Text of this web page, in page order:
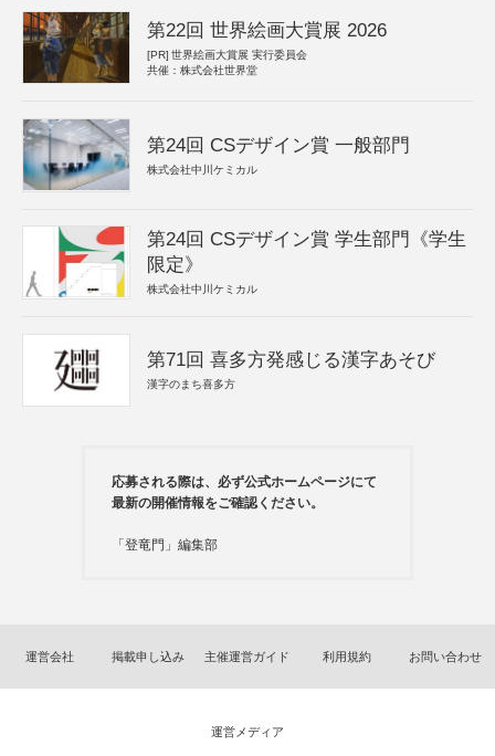
第22回 世界絵画大賞展 2026
[PR] 世界絵画大賞展 実行委員会
共催：株式会社世界堂
第24回 CSデザイン賞 一般部門
株式会社中川ケミカル
第24回 CSデザイン賞 学生部門《学生
限定》
株式会社中川ケミカル
第71回 喜多方発感じる漢字あそび
漢字のまち喜多方
応募される際は、必ず公式ホームページにて
最新の開催情報をご確認ください。
「登竜門」編集部
運営会社 掲載申し込み 主催運営ガイド 利用規約 お問い合わせ
運営メディア